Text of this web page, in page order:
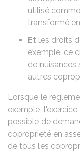
utilisé
transformé
Et les droits
exemple, ce
de nuisances
autres
Lorsque le
exemple,
possible de
copropriété en
de tous les